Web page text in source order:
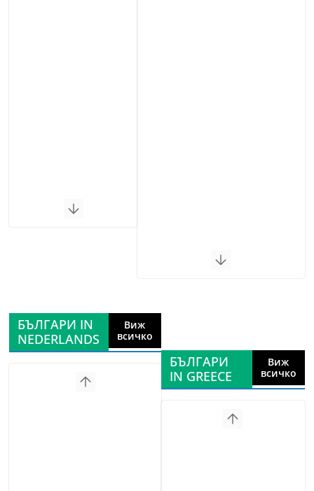
БЪЛГАРИ IN
NEDERLANDS
Виж
всичко
БЪЛГАРИ
IN GREECE
Виж
всичко